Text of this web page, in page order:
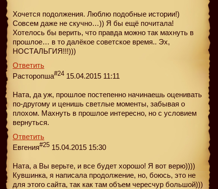
Хочется подолжения. Люблю подобные истории!)
Совсем даже не скучно…)) Я бы ещё почитала!
Хотелось бы верить, что правда можно так махнуть в
прошлое… в то далёкое советское время.. Эх,
НОСТАЛЬГИЯ!!!)))
Ответить
Расторопша#24 15.04.2015 11:11
Ната, да уж, прошлое постепенно начинаешь оценивать
по-другому и ценишь светлые моменты, забывая о
плохом. Махнуть в прошлое интересно, но с условием
вернуться.
Ответить
Евгения#25 15.04.2015 15:30
Ната, а Вы верьте, и все будет хорошо! Я вот верю))))
Кувшинка, я написала продолжение, но, боюсь, это не
для этого сайта, так как там объем чересчур большой)))